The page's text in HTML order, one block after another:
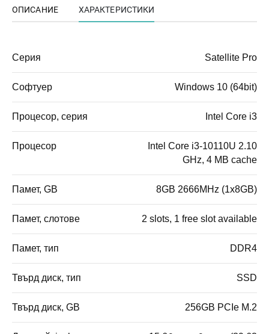
ОПИСАНИЕ ХАРАКТЕРИСТИКИ
Серия Satellite Pro
Софтуер Windows 10 (64bit)
Процесор, серия Intel Core i3
Процесор
Intel Core i3-10110U 2.10
GHz, 4 MB cache
Памет, GB 8GB 2666MHz (1x8GB)
Памет, слотове 2 slots, 1 free slot available
Памет, тип DDR4
Твърд диск, тип SSD
Твърд диск, GB 256GB PCIe M.2